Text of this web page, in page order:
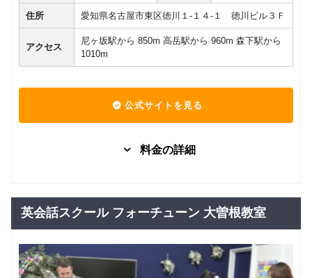
住所 愛知県名古屋市東区徳川１-１４-１ 徳川ビル３Ｆ
アクセス
尼ヶ坂駅から 850m 高岳駅から 960m 森下駅から
1010m
公式サイトを見る
料金の詳細
ス※詳細
はお問い
合わせく
0円(税込) / 月
英会話スクール フォーチューン 大曽根教室